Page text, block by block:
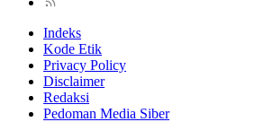
Indeks
Kode Etik
Privacy Policy
Disclaimer
Redaksi
Pedoman Media Siber